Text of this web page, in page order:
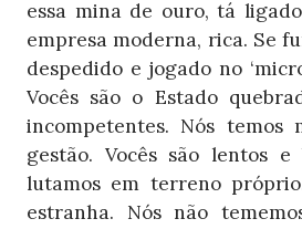
essa mina de ouro, tá
empresa moderna, rica. Se
despedido e jogado no
Vocês são o Estado
incompetentes. Nós temos
gestão. Vocês são lentos e
lutamos em terreno
estranha. Nós não